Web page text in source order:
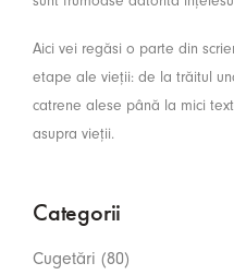
Aici vei regăsi o parte din
etape ale vieții: de la trăitul
catrene alese până la mici
asupra vieții.
Categorii
Cugetări (80)